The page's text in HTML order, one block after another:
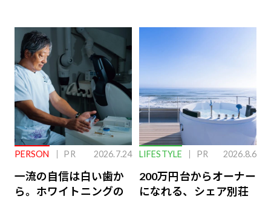
PERSON PR 2026.7.24
一流の自信は白い歯か
ら。ホワイトニングの
LIFESTYLE PR 2026.8.6
200万円台からオーナー
になれる、シェア別荘